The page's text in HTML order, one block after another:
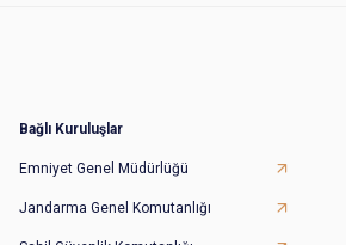
Bağlı Kuruluşlar
Emniyet Genel Müdürlüğü
Jandarma Genel Komutanlığı